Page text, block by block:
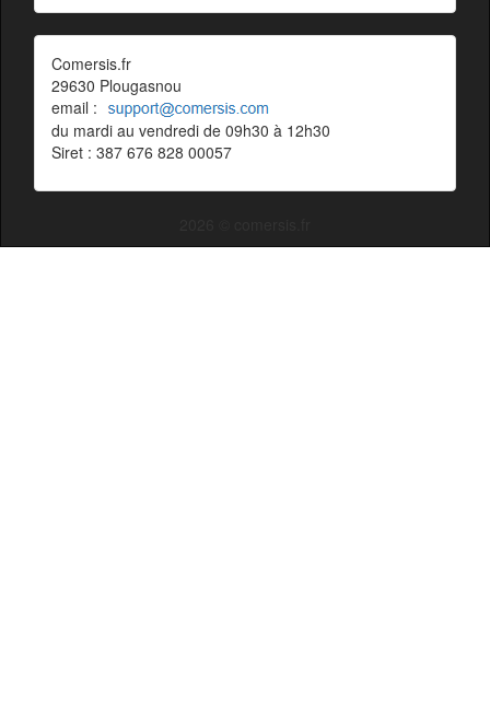
Comersis.fr
29630 Plougasnou
email :
du mardi au vendredi de 09h30 à 12h30
Siret : 387 676 828 00057